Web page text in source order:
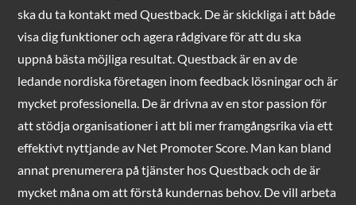
ska du ta kontakt med Questback. De är skickliga i att både
visa dig funktioner och agera rådgivare för att du ska
uppnå bästa möjliga resultat. Questback är en av de
ledande nordiska företagen inom feedback lösningar och är
mycket professionella. De är drivna av en stor passion för
att stödja organisationer i att bli mer framgångsrika via ett
effektivt nyttjande av Net Promoter Score. Man kan bland
annat prenumerera på tjänster hos Questback och de är
mycket måna om att förstå kundernas behov. De vill arbeta